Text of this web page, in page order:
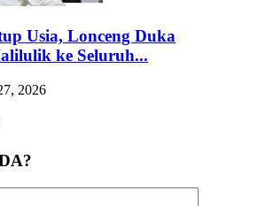
Usia, Lonceng Duka
ke Seluruh...
2026